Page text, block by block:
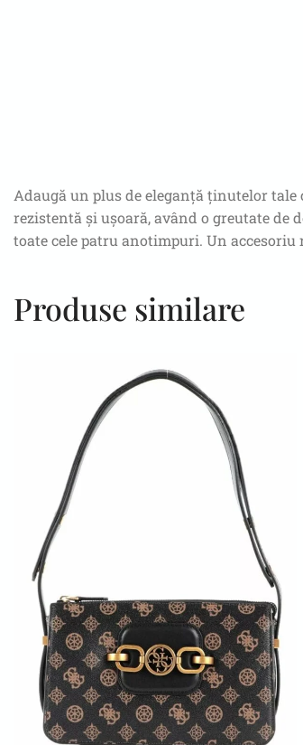
Adaugă un plus de eleganță ținutelor
rezistentă și ușoară, având o greutate de
toate cele patru anotimpuri. Un
Produse similare